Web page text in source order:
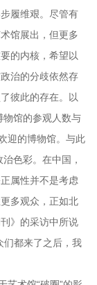
履维艰。尽管有
馆展出，但更多
的内核，希望以
治的分歧依然存
彼此的存在。以
物馆的参观人数与
迎的博物馆。与此
色彩。在中国，
属性并不是考虑
多观众，正如北
》的采访中所说
们都来了之后，我